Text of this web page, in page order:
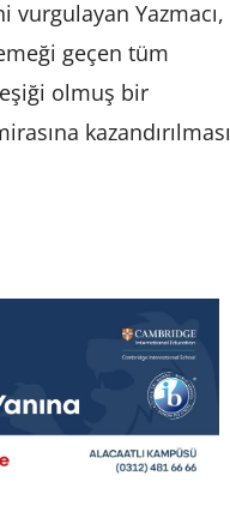
vurgulayan Yazmacı,
geçen tüm
olmuş bir
kazandırılması